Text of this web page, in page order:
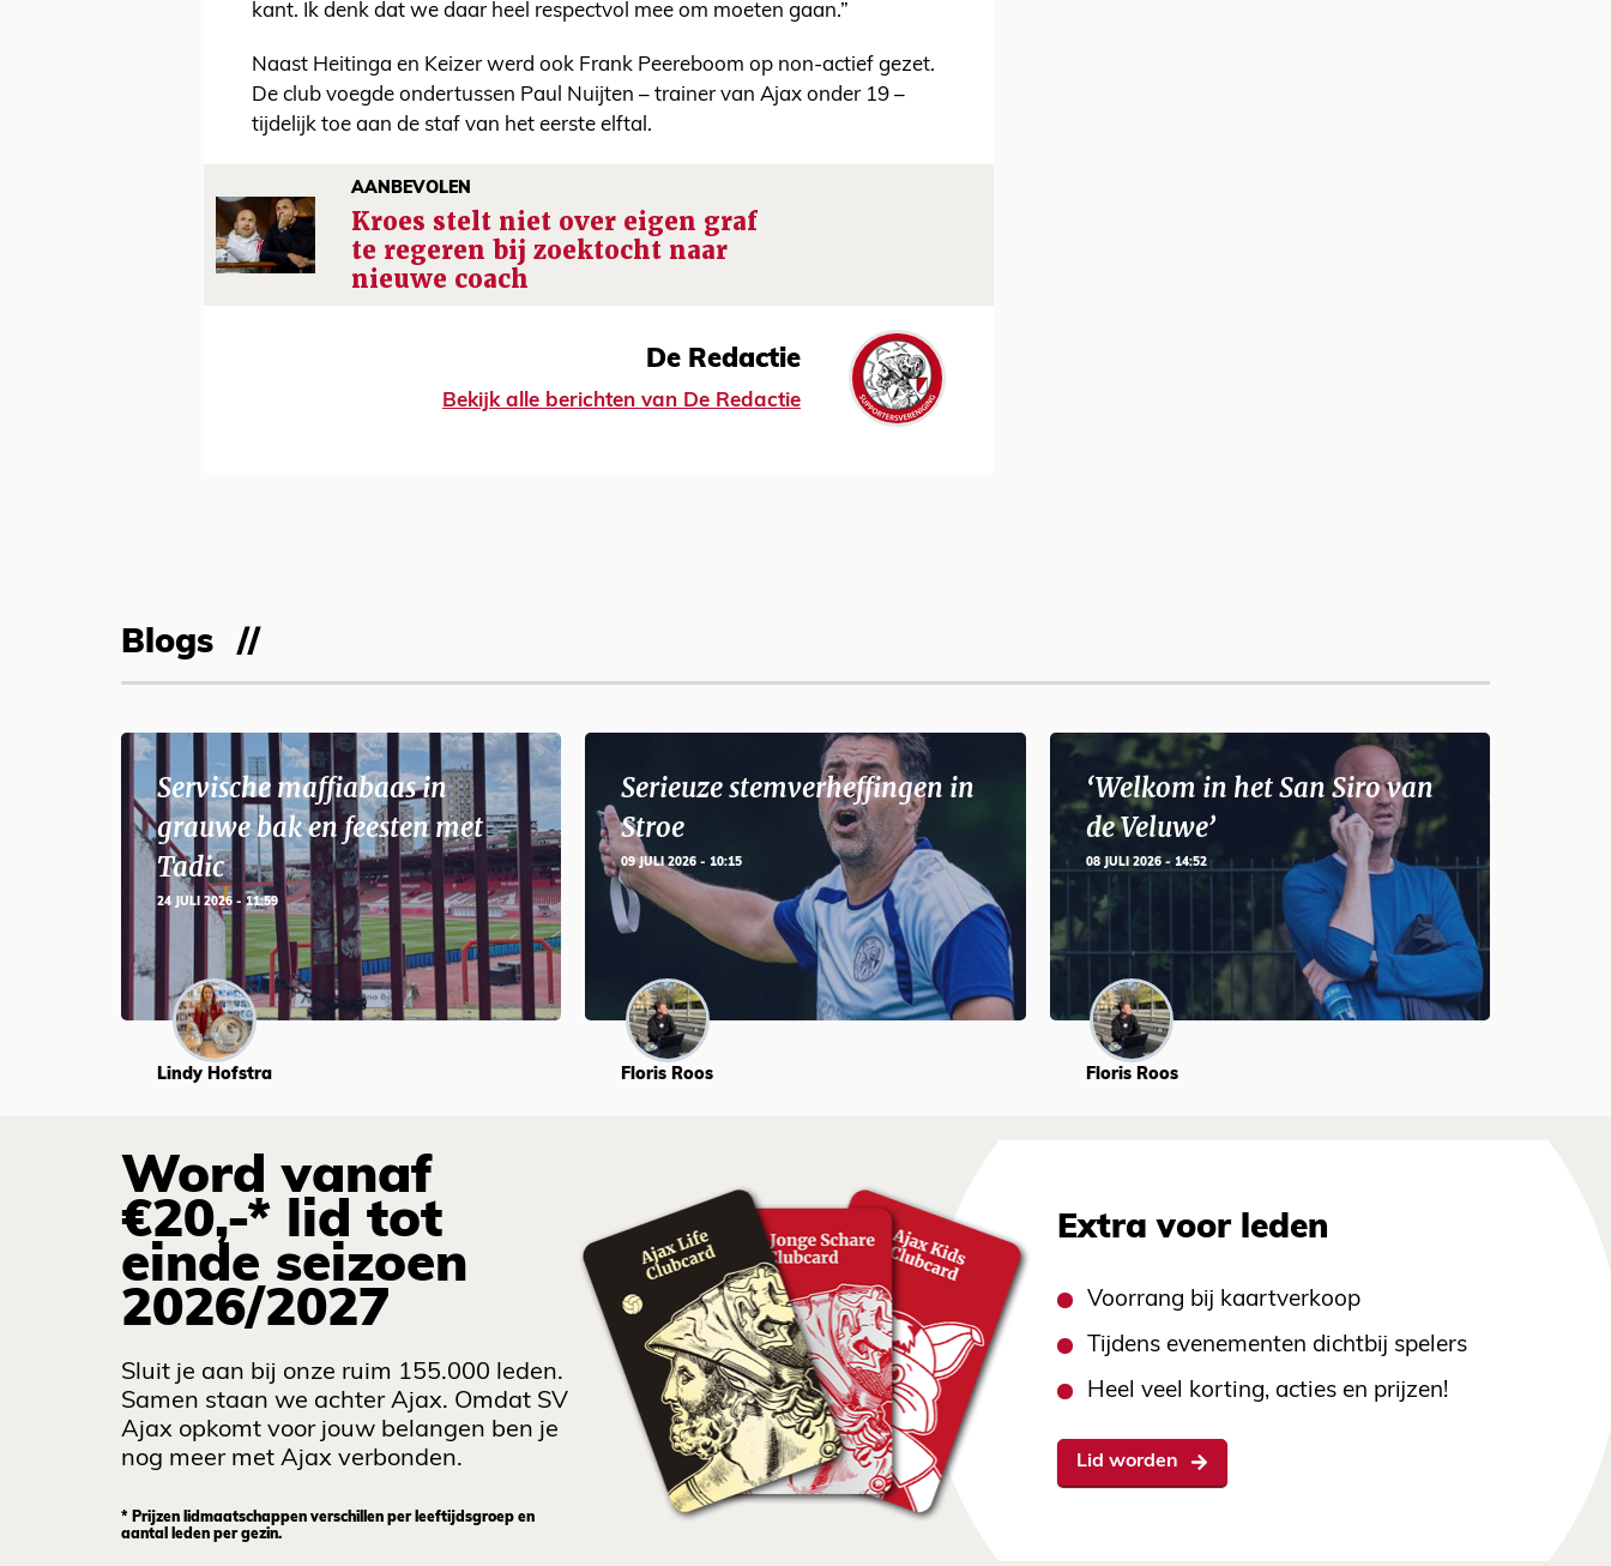
kant. Ik denk dat we daar heel respectvol mee om moeten gaan.”
Naast Heitinga en Keizer werd ook Frank Peereboom op non-actief gezet.
De club voegde ondertussen Paul Nuijten – trainer van Ajax onder 19 –
tijdelijk toe aan de staf van het eerste elftal.
AANBEVOLEN
Kroes stelt niet over eigen graf
te regeren bij zoektocht naar
nieuwe coach
De Redactie
Bekijk alle berichten van De Redactie
Blogs
Servische maffiabaas in
grauwe bak en feesten met
Tadic
24 JULI 2026 - 11:59
Lindy Hofstra
Serieuze stemverheffingen in
Stroe
09 JULI 2026 - 10:15
Floris Roos
‘Welkom in het San Siro van
de Veluwe’
08 JULI 2026 - 14:52
Floris Roos
Word vanaf
€20,-* lid tot
einde seizoen
2026/2027
Sluit je aan bij onze ruim 155.000 leden.
Samen staan we achter Ajax. Omdat SV
Ajax opkomt voor jouw belangen ben je
nog meer met Ajax verbonden.
* Prijzen lidmaatschappen verschillen per leeftijdsgroep en
aantal leden per gezin.
Extra voor leden
Voorrang bij kaartverkoop
Tijdens evenementen dichtbij spelers
Heel veel korting, acties en prijzen!
Lid worden